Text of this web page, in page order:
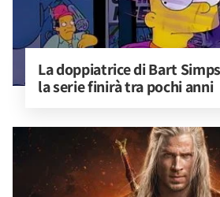
La doppiatrice di Bart
la serie finirà tra pochi anni